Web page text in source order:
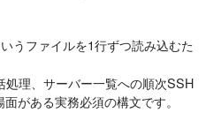
うファイルを1行ずつ読み込むた
処理、サーバー一覧への順次SSH
がある実務必須の構文です。